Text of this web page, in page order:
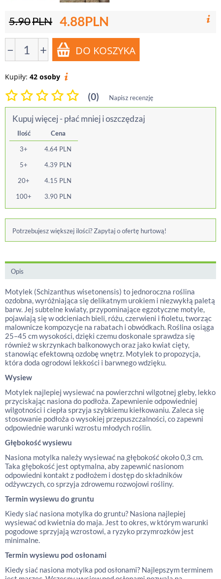
5.90PLN 4.88PLN
− +
Kupiły: 42 osoby
(0) Napisz recenzję
Kupuj więcej - płać mniej i oszczędzaj
Ilość
Cena
3+
4.64 PLN
5+
4.39 PLN
20+
4.15 PLN
100+
3.90 PLN
Potrzebujesz większej ilości? Zapytaj o ofertę hurtową!
Opis
Motylek (Schizanthus wisetonensis) to jednoroczna roślina
ozdobna, wyróżniająca się delikatnym urokiem i niezwykłą paletą
barw. Jej subtelne kwiaty, przypominające egzotyczne motyle,
pojawiają się w odcieniach bieli, różu, czerwieni i fioletu, tworząc
malownicze kompozycje na rabatach i obwódkach. Roślina osiąga
25–45 cm wysokości, dzięki czemu doskonale sprawdza się
również w skrzynkach balkonowych oraz jako kwiat cięty,
stanowiąc efektowną ozdobę wnętrz. Motylek to propozycja,
która doda ogrodowi lekkości i barwnego wdzięku.
Wysiew
Motylek najlepiej wysiewać na powierzchni wilgotnej gleby, lekko
przyciskając nasiona do podłoża. Zapewnienie odpowiedniej
wilgotności i ciepła sprzyja szybkiemu kiełkowaniu. Zaleca się
stosowanie podłoża o wysokiej przepuszczalności, co zapewni
odpowiednie warunki wzrostu młodych roślin.
Głębokość wysiewu
Nasiona motylka należy wysiewać na głębokość około 0,3 cm.
Taka głębokość jest optymalna, aby zapewnić nasionom
odpowiedni kontakt z podłożem i dostęp do składników
odżywczych, co sprzyja zdrowemu rozwojowi rośliny.
Termin wysiewu do gruntu
Kiedy siać nasiona motylka do gruntu? Nasiona najlepiej
wysiewać od kwietnia do maja. Jest to okres, w którym warunki
pogodowe sprzyjają wzrostowi, a ryzyko przymrozków jest
minimalne.
Termin wysiewu pod osłonami
Kiedy siać nasiona motylka pod osłonami? Najlepszym terminem